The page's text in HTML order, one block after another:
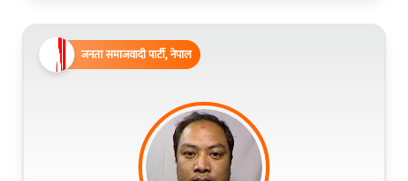
जनता समाजवादी पार्टी, नेपाल